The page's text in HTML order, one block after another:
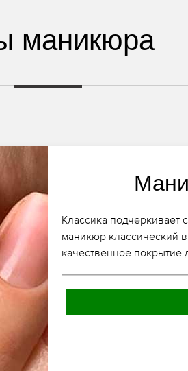
маникюра
Классика подчеркивает
маникюр классический в
качественное покрытие